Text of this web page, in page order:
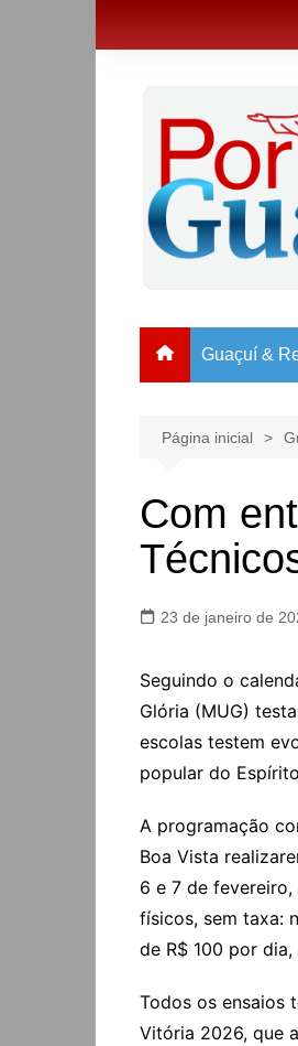
Guaçuí &
Página inicial
Com
23 de janeiro de
Seguindo o
Glória (MUG)
escolas testem
popular do
A programação
Boa Vista
6 e 7 de
físicos, sem taxa:
de R$ 100 por
Todos os ensaios
Vitória 2026, que